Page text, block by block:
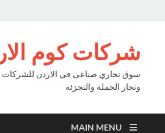
شركات كوم
سوق تجاري صناعى فى الاردن للشركات
وتجار الجملة والتجزئه
MAIN MENU